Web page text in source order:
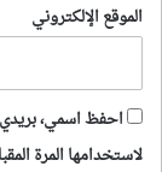
الموقع الإلكتروني
احفظ اسمي، بريدي
لاستخدامها المرة